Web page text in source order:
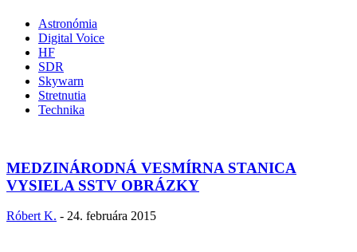
Astronómia
Digital Voice
HF
SDR
Skywarn
Stretnutia
Technika
MEDZINÁRODNÁ VESMÍRNA STANICA
VYSIELA SSTV OBRÁZKY
Róbert K. - 24. februára 2015